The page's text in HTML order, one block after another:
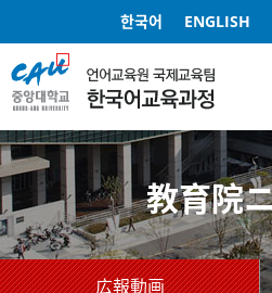
ENGLISH
한국어
教育院
広報動画